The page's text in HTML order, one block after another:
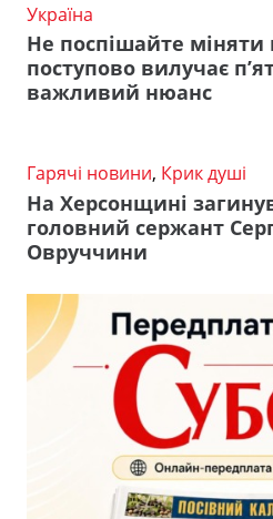
Україна
Не поспішайте
поступово вилучає
важливий нюанс
Гарячі новини, Крик душі
На Херсонщині
головний сержант
Овруччини